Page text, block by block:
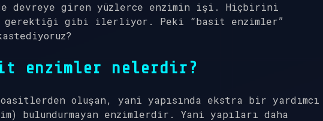
devreye giren yüzlerce enzimin işi. Hiçbirini
gerektiği gibi ilerliyor. Peki “basit enzimler”
enzimler nelerdir?
oluşan, yani yapısında ekstra bir yardımcı
bulundurmayan enzimlerdir. Yani yapıları daha